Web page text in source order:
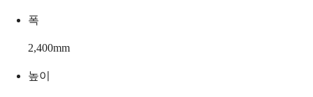
폭
2,400mm
높이